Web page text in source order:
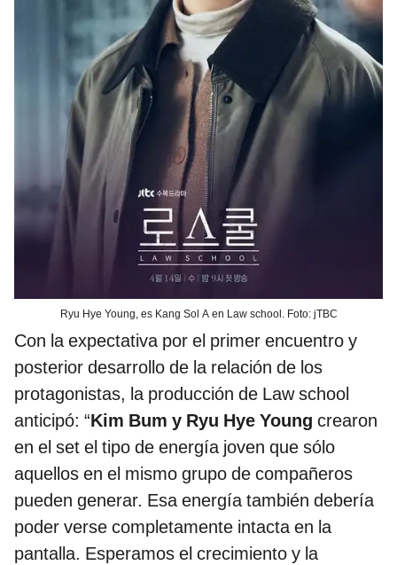
Ryu Hye Young, es Kang Sol A en Law school. Foto: jTBC
Con la expectativa por el primer encuentro y
posterior desarrollo de la relación de los
protagonistas, la producción de Law school
anticipó: “Kim Bum y Ryu Hye Young crearon
en el set el tipo de energía joven que sólo
aquellos en el mismo grupo de compañeros
pueden generar. Esa energía también debería
poder verse completamente intacta en la
pantalla. Esperamos el crecimiento y la